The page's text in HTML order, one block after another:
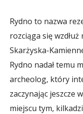
Rydno to nazwa
rozciąga się
Skarżyska-
Rydno nadał temu
archeolog, który
zaczynając jeszcze
miejscu tym,